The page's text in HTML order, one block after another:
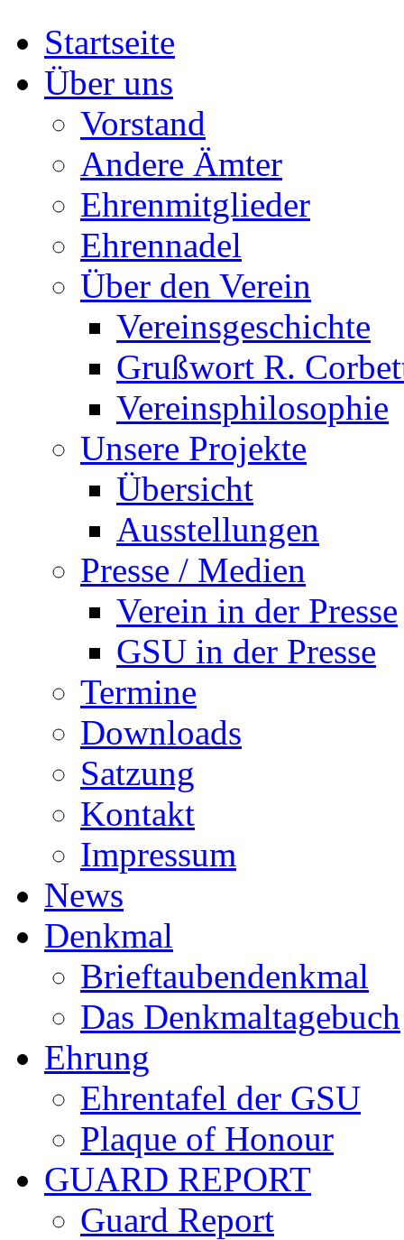
Startseite
Über uns
Vorstand
Andere Ämter
Ehrenmitglieder
Ehrennadel
Über den Verein
Vereinsgeschichte
Grußwort R.
Vereinsphilosophie
Unsere Projekte
Übersicht
Ausstellungen
Presse / Medien
Verein in der Presse
GSU in der Presse
Termine
Downloads
Satzung
Kontakt
Impressum
News
Denkmal
Brieftaubendenkmal
Das Denkmaltagebuch
Ehrung
Ehrentafel der GSU
Plaque of Honour
GUARD REPORT
Guard Report